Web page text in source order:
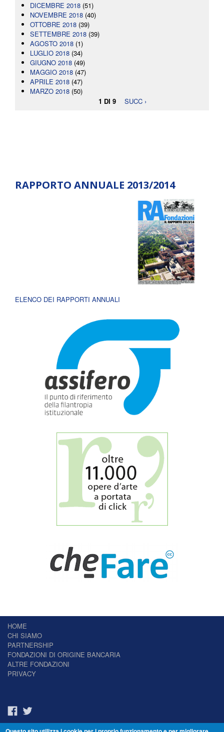
DICEMBRE 2018 (51)
NOVEMBRE 2018 (40)
OTTOBRE 2018 (39)
SETTEMBRE 2018 (39)
AGOSTO 2018 (1)
LUGLIO 2018 (34)
GIUGNO 2018 (49)
MAGGIO 2018 (47)
APRILE 2018 (47)
MARZO 2018 (50)
1 DI 9
SUCC ›
RAPPORTO ANNUALE 2013/2014
ELENCO DEI RAPPORTI ANNUALI
HOME
CHI SIAMO
PARTNERSHIP
FONDAZIONI DI ORIGINE BANCARIA
ALTRE FONDAZIONI
PRIVACY